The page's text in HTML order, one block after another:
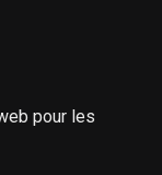
pour les